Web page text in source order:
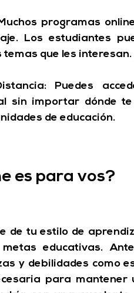
programas
Los estudiantes
temas que les interesan.
Puedes
sin importar dónde
de educación.
es para vos?
de tu estilo de
educativas.
y debilidades como
para mantener